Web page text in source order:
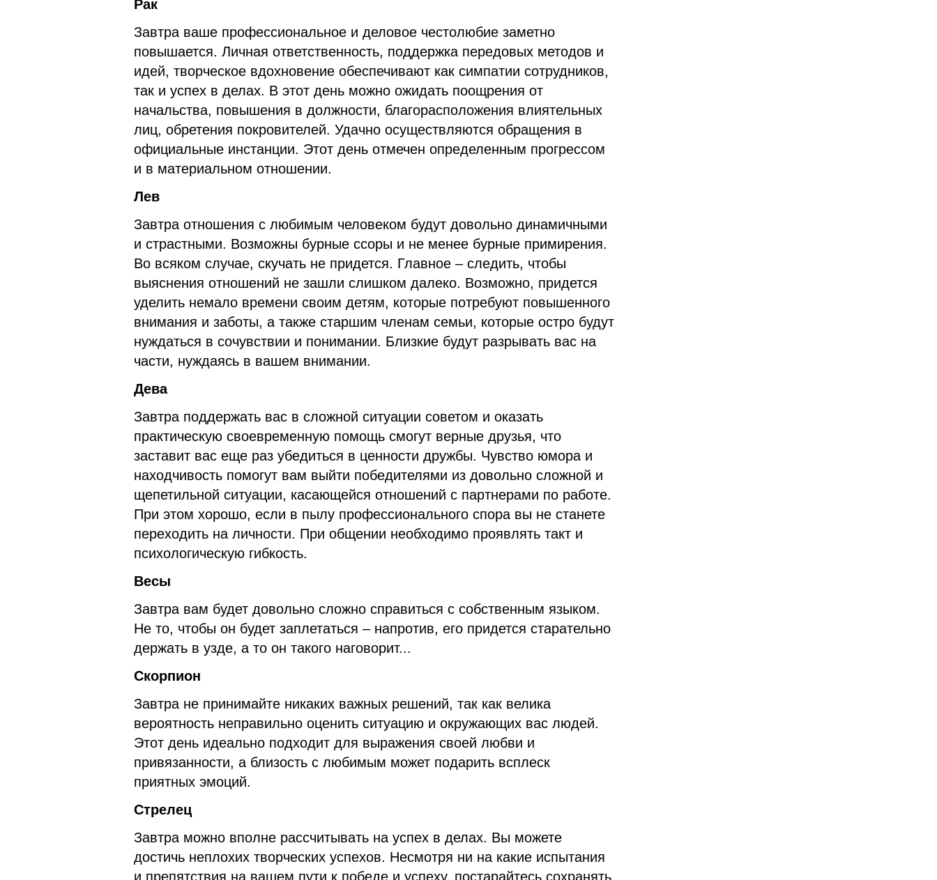
Рак
Завтра ваше профессиональное и деловое честолюбие заметно
повышается. Личная ответственность, поддержка передовых методов и
идей, творческое вдохновение обеспечивают как симпатии сотрудников,
так и успех в делах. В этот день можно ожидать поощрения от
начальства, повышения в должности, благорасположения влиятельных
лиц, обретения покровителей. Удачно осуществляются обращения в
официальные инстанции. Этот день отмечен определенным прогрессом
и в материальном отношении.
Лев
Завтра отношения с любимым человеком будут довольно динамичными
и страстными. Возможны бурные ссоры и не менее бурные примирения.
Во всяком случае, скучать не придется. Главное – следить, чтобы
выяснения отношений не зашли слишком далеко. Возможно, придется
уделить немало времени своим детям, которые потребуют повышенного
внимания и заботы, а также старшим членам семьи, которые остро будут
нуждаться в сочувствии и понимании. Близкие будут разрывать вас на
части, нуждаясь в вашем внимании.
Дева
Завтра поддержать вас в сложной ситуации советом и оказать
практическую своевременную помощь смогут верные друзья, что
заставит вас еще раз убедиться в ценности дружбы. Чувство юмора и
находчивость помогут вам выйти победителями из довольно сложной и
щепетильной ситуации, касающейся отношений с партнерами по работе.
При этом хорошо, если в пылу профессионального спора вы не станете
переходить на личности. При общении необходимо проявлять такт и
психологическую гибкость.
Весы
Завтра вам будет довольно сложно справиться с собственным языком.
Не то, чтобы он будет заплетаться – напротив, его придется старательно
держать в узде, а то он такого наговорит...
Скорпион
Завтра не принимайте никаких важных решений, так как велика
вероятность неправильно оценить ситуацию и окружающих вас людей.
Этот день идеально подходит для выражения своей любви и
привязанности, а близость с любимым может подарить всплеск
приятных эмоций.
Стрелец
Завтра можно вполне рассчитывать на успех в делах. Вы можете
достичь неплохих творческих успехов. Несмотря ни на какие испытания
и препятствия на вашем пути к победе и успеху, постарайтесь сохранять